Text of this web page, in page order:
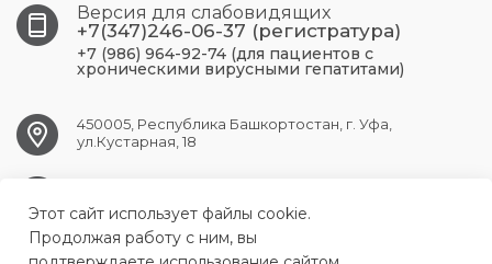
Версия для слабовидящих
+7(347)246-06-37 (регистратура)
+7 (986) 964-92-74 (для пациентов с
хроническими вирусными гепатитами)
450005, Республика Башкортостан, г. Уфа,
ул.Кустарная, 18
Этот сайт использует файлы cookie.
Продолжая работу с ним, вы